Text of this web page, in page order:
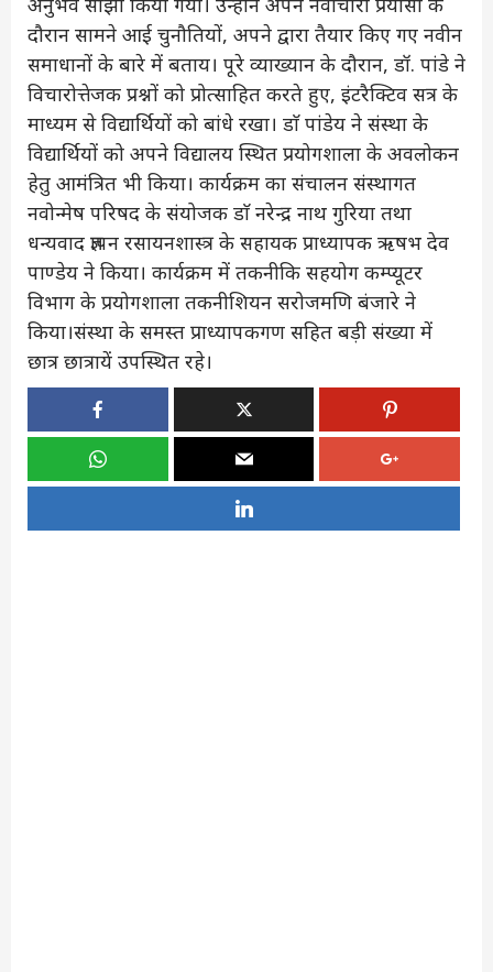
दौरान सामने आई चुनौतियों, अपने द्वारा तैयार किए गए नवीन
समाधानों के बारे में बताय। पूरे व्याख्यान के दौरान, डॉ. पांडे ने
विचारोत्तेजक प्रश्नों को प्रोत्साहित करते हुए, इंटरैक्टिव सत्र के
माध्यम से विद्यार्थियों को बांधे रखा। डाॅ पांडेय ने संस्था के
विद्यार्थियों को अपने विद्यालय स्थित प्रयोगशाला के अवलोकन
हेतु आमंत्रित भी किया। कार्यक्रम का संचालन संस्थागत
नवोन्मेष परिषद के संयोजक डाॅ नरेन्द्र नाथ गुरिया तथा
धन्यवाद ज्ञापन रसायनशास्त्र के सहायक प्राध्यापक ऋषभ देव
पाण्डेय ने किया। कार्यक्रम में तकनीकि सहयोग कम्प्यूटर
विभाग के प्रयोगशाला तकनीशियन सरोजमणि बंजारे ने
किया।संस्था के समस्त प्राध्यापकगण सहित बड़ी संख्या में
छात्र छात्रायें उपस्थित रहे।